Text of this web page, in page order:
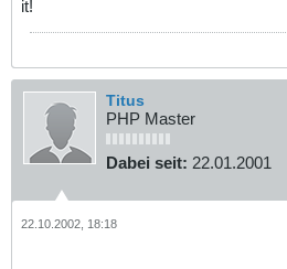
it!
Titus
PHP Master
Dabei seit: 22.01.2001
22.10.2002, 18:18